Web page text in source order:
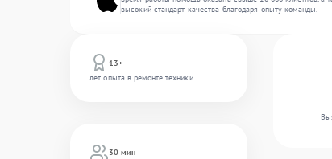
высокий стандарт качества благодаря опыту команды.
13+
лет опыта в ремонте техники
30 мин